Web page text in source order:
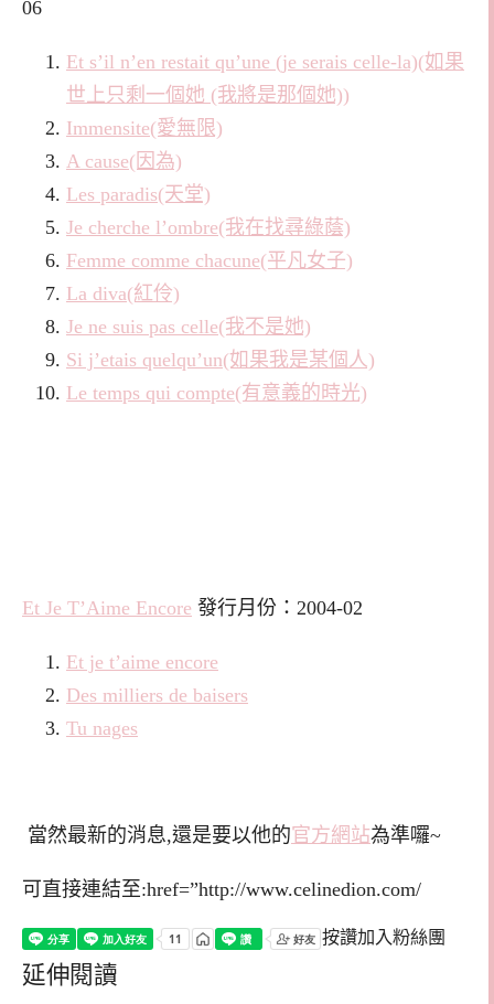
06
Et s’il n’en restait qu’une (je serais celle-la)(如果
世上只剩一個她 (我將是那個她))
Immensite(愛無限)
A cause(因為)
Les paradis(天堂)
Je cherche l’ombre(我在找尋綠蔭)
Femme comme chacune(平凡女子)
La diva(紅伶)
Je ne suis pas celle(我不是她)
Si j’etais quelqu’un(如果我是某個人)
Le temps qui compte(有意義的時光)
Et Je T’Aime Encore 發行月份：2004-02
Et je t’aime encore
Des milliers de baisers
Tu nages
當然最新的消息,還是要以他的官方網站為準囉~
可直接連結至:href=”http://www.celinedion.com/
按讚加入粉絲團
延伸閱讀